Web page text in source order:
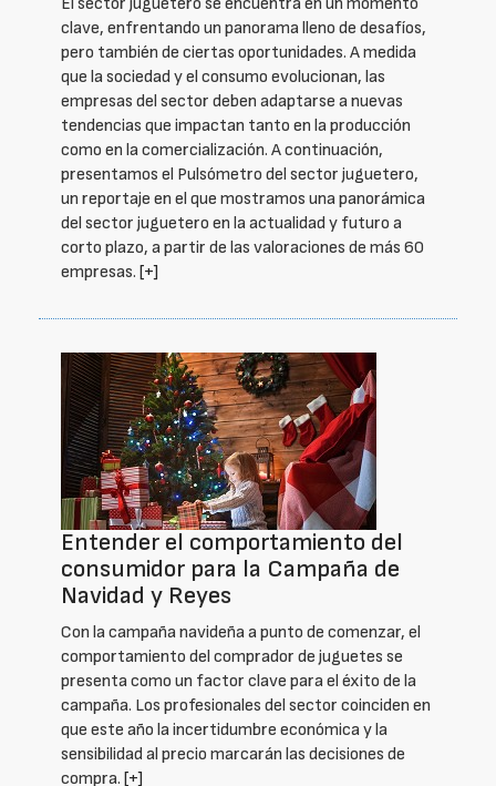
clave, enfrentando un panorama lleno de desafíos,
pero también de ciertas oportunidades. A medida
que la sociedad y el consumo evolucionan, las
empresas del sector deben adaptarse a nuevas
tendencias que impactan tanto en la producción
como en la comercialización. A continuación,
presentamos el Pulsómetro del sector juguetero,
un reportaje en el que mostramos una panorámica
del sector juguetero en la actualidad y futuro a
corto plazo, a partir de las valoraciones de más 60
empresas. [+]
Entender el comportamiento del
consumidor para la Campaña de
Navidad y Reyes
Con la campaña navideña a punto de comenzar, el
comportamiento del comprador de juguetes se
presenta como un factor clave para el éxito de la
campaña. Los profesionales del sector coinciden en
que este año la incertidumbre económica y la
sensibilidad al precio marcarán las decisiones de
compra. [+]